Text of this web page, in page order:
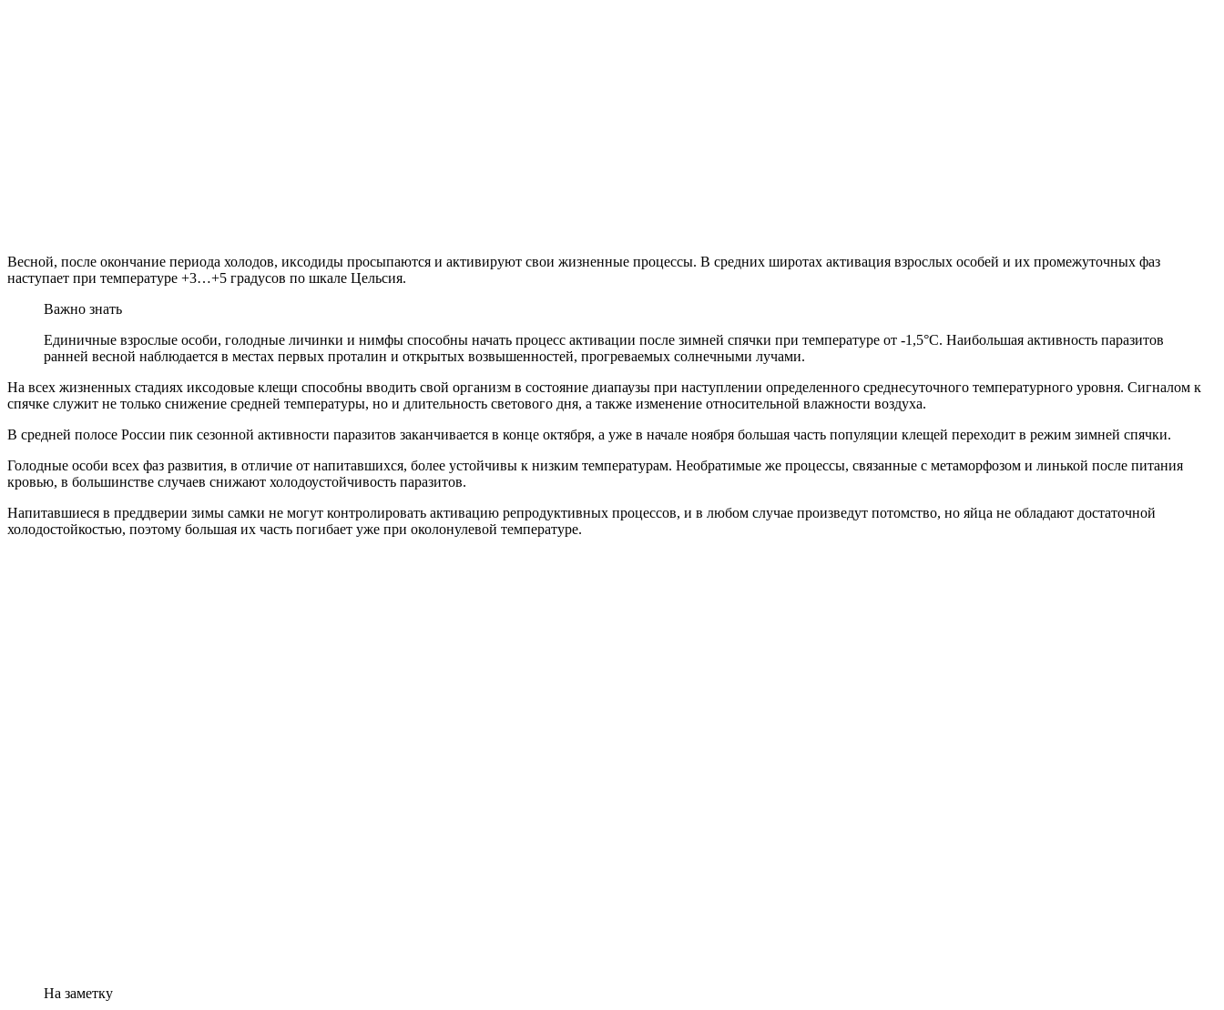
Весной, после окончание периода холодов, иксодиды просыпаются и активируют свои жизненные процессы. В средних широтах активация взрослых особей и их промежуточных фаз
наступает при температуре +3…+5 градусов по шкале Цельсия.
Важно знать
Единичные взрослые особи, голодные личинки и нимфы способны начать процесс активации после зимней спячки при температуре от -1,5°С. Наибольшая активность паразитов
ранней весной наблюдается в местах первых проталин и открытых возвышенностей, прогреваемых солнечными лучами.
На всех жизненных стадиях иксодовые клещи способны вводить свой организм в состояние диапаузы при наступлении определенного среднесуточного температурного уровня. Сигналом к
спячке служит не только снижение средней температуры, но и длительность светового дня, а также изменение относительной влажности воздуха.
В средней полосе России пик сезонной активности паразитов заканчивается в конце октября, а уже в начале ноября большая часть популяции клещей переходит в режим зимней спячки.
Голодные особи всех фаз развития, в отличие от напитавшихся, более устойчивы к низким температурам. Необратимые же процессы, связанные с метаморфозом и линькой после питания
кровью, в большинстве случаев снижают холодоустойчивость паразитов.
Напитавшиеся в преддверии зимы самки не могут контролировать активацию репродуктивных процессов, и в любом случае произведут потомство, но яйца не обладают достаточной
холодостойкостью, поэтому большая их часть погибает уже при околонулевой температуре.
На заметку